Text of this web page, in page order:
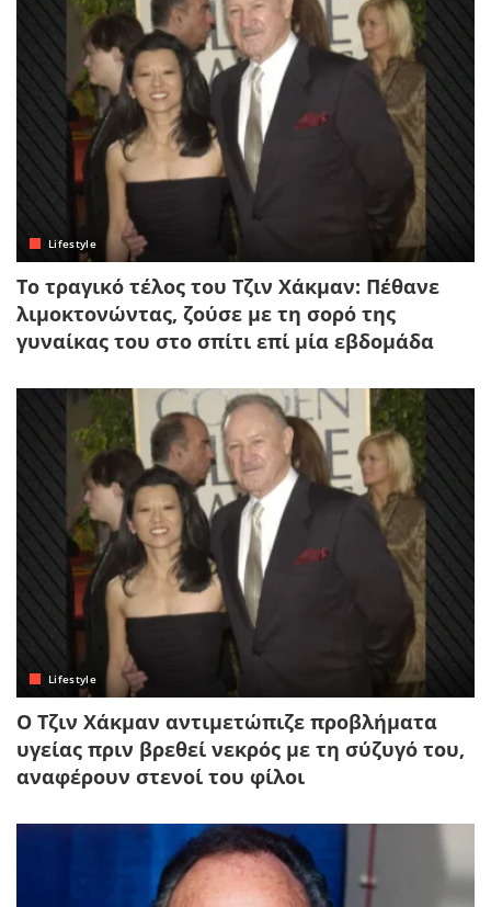
Lifestyle
Το τραγικό τέλος του Τζιν Χάκμαν: Πέθανε
λιμοκτονώντας, ζούσε με τη σορό της
γυναίκας του στο σπίτι επί μία εβδομάδα
Lifestyle
Ο Τζιν Χάκμαν αντιμετώπιζε προβλήματα
υγείας πριν βρεθεί νεκρός με τη σύζυγό του,
αναφέρουν στενοί του φίλοι